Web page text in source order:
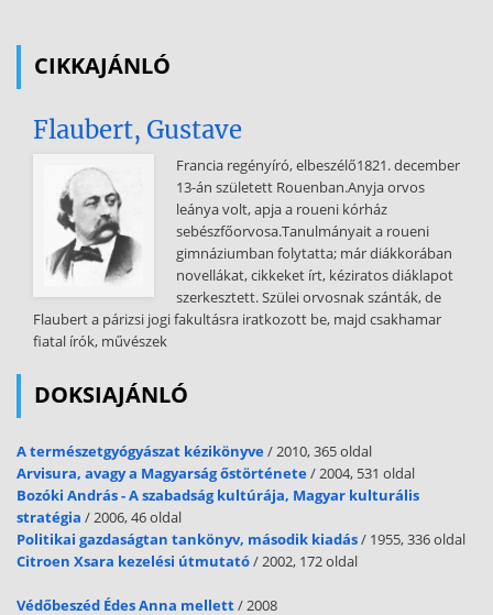
forgástengely ferdesége (66,5°) köv:
kering a Föld körül, forog a tengelye körül ezek megegyeznek, ezért
a Hold mindig ugyanazt az oldalát mutatja felénk -újhold telihold
újhold (nem látszik a Hold) nő csökken Fogyatkozások:
napfogyatkozás: (újholdkor) Nap, Hold, Föld A Hold takarja a Napot
és az árnyéka rávetődik a Földre teljes / részleges holdfogyatkozás:
(teliholdkor) Nap, Föld, Hold Föld árnyékot vet a Holdra teljes /
részleges Tájékozódás horizont (látóhatár): az égbolt és a földfelszín
találkozása égtájak: É, K, D, Ny fő ÉK, DNy mellék ÉÉK, KÉK
másodrendű mellékégtájak földrajzi fokhálózat: -szélességi körök:
Egyenlítő és párh., 111 kmre vannak egym -hosszúsági körök: kezdő
hossz. kör: Greenwich, sarkokon át, 0°180° időszámítás: valódi
hossz.kör minden pontján azonos időben delel a
Nap világidő: Greenwich-i középnapidő zónaidő: 1 zóna 15°, K-re nő,
Ny-ra csökken nap: a Nap két egymást követő delelése között eltelt
idő év: a Föld egyszeri Nap körüli keringése alatt eltelt idő: 365 és ¼
nap napév hosszabb mint a 365 napos naptári év szökőév Julianus
naptár: szökőév bevezetése késett Gergely naptár: eltüntették a
késést (kihagytak 10 napot), 400zal osztható évek nem szökőévek
térképek térkép: a földfelszín, illetve annak kisebb, vagy nagyobb
részének egyezményes jelekkel történő, arányosan kisebbített
CIKKAJÁNLÓ
Flaubert, Gustave
Francia regényíró, elbeszélő1821. december
13-án született Rouenban.Anyja orvos
leánya volt, apja a roueni kórház
sebészfőorvosa.Tanulmányait a roueni
gimnáziumban folytatta; már diákkorában
novellákat, cikkeket írt, kéziratos diáklapot
szerkesztett. Szülei orvosnak szánták, de
Flaubert a párizsi jogi fakultásra iratkozott be, majd csakhamar
fiatal írók, művészek
DOKSIAJÁNLÓ
A természetgyógyászat kézikönyve/ 2010, 365 oldal
Arvisura, avagy a Magyarság őstörténete/ 2004, 531 oldal
Bozóki András - A szabadság kultúrája, Magyar kulturális
stratégia / 2006, 46 oldal
Politikai gazdaságtan tankönyv, második kiadás/ 1955, 336 oldal
Citroen Xsara kezelési útmutató/ 2002, 172 oldal
Védőbeszéd Édes Anna mellett/ 2008